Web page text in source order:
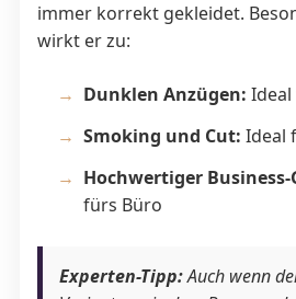
immer korrekt gekleidet.
wirkt er zu:
Dunklen Anzügen:
Smoking und Cut: Ideal
Hochwertiger Business-
fürs Büro
Experten-Tipp:Auch wenn